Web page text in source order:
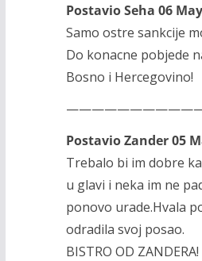
Postavio Seha 06
Samo ostre sankcije
Do konacne pobjede
Bosno i Hercegovino!
Postavio Zander 05
Trebalo bi im dobre
u glavi i neka im ne
ponovo urade.Hvala
odradila svoj posao.
BISTRO OD ZANDERA!